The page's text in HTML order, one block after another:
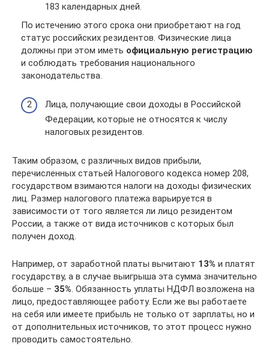
183 календарных дней.
По истечению этого срока они приобретают на год
статус российских резидентов. Физические лица
должны при этом иметь официальную регистрацию
и соблюдать требования национального
законодательства.
Лица, получающие свои доходы в Российской
Федерации, которые не относятся к числу
налоговых резидентов.
Таким образом, с различных видов прибыли,
перечисленных статьей Налогового кодекса номер 208,
государством взимаются налоги на доходы физических
лиц. Размер налогового платежа варьируется в
зависимости от того является ли лицо резидентом
России, а также от вида источников с которых был
получен доход.
Например, от заработной платы вычитают 13% и платят
государству, а в случае выигрыша эта сумма значительно
больше – 35%. Обязанность уплаты НДФЛ возложена на
лицо, предоставляющее работу. Если же вы работаете
на себя или имеете прибыль не только от зарплаты, но и
от дополнительных источников, то этот процесс нужно
проводить самостоятельно.